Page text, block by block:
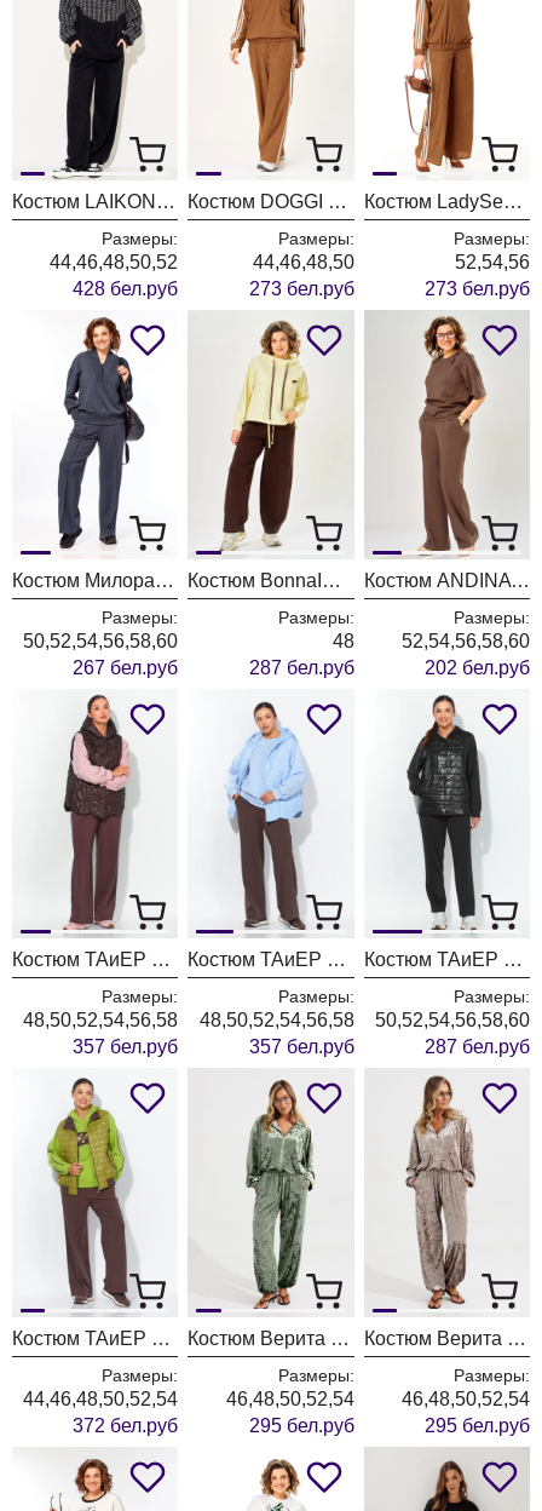
Костюм LAIKONY L-574 черный
Размеры:
44,46,48,50,52
428 бел.руб
Костюм DOGGI 26250 карамель
Размеры:
44,46,48,50
273 бел.руб
Костюм LadySecret 26250 карамель
Размеры:
52,54,56
273 бел.руб
Костюм Милора Стиль 1479 графит
Размеры:
50,52,54,56,58,60
267 бел.руб
Костюм BonnaImage 1062/1 желтый
Размеры:
48
287 бел.руб
Костюм ANDINA CITY 9096-26 молочный шоколад
Размеры:
52,54,56,58,60
202 бел.руб
Костюм ТАиЕР 1452 пудра + шоколад
Размеры:
48,50,52,54,56,58
357 бел.руб
Костюм ТАиЕР 1452 голубой
Размеры:
48,50,52,54,56,58
357 бел.руб
Костюм ТАиЕР 1306 черный
Размеры:
50,52,54,56,58,60
287 бел.руб
Костюм ТАиЕР 1451 фисташка + шоколад
Размеры:
44,46,48,50,52,54
372 бел.руб
Костюм Верита 2478 олива
Размеры:
46,48,50,52,54
295 бел.руб
Костюм Верита 2478 капучино
Размеры:
46,48,50,52,54
295 бел.руб